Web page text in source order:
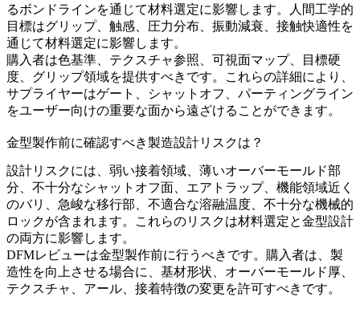
るボンドラインを通じて材料選定に影響します。人間工学的
目標はグリップ、触感、圧力分布、振動減衰、接触快適性を
通じて材料選定に影響します。
購入者は色基準、テクスチャ参照、可視面マップ、目標硬
度、グリップ領域を提供すべきです。これらの詳細により、
サプライヤーはゲート、シャットオフ、パーティングライン
をユーザー向けの重要な面から遠ざけることができます。
金型製作前に確認すべき製造設計リスクは？
設計リスクには、弱い接着領域、薄いオーバーモールド部
分、不十分なシャットオフ面、エアトラップ、機能領域近く
のバリ、急峻な移行部、不適合な溶融温度、不十分な機械的
ロックが含まれます。これらのリスクは材料選定と金型設計
の両方に影響します。
DFMレビューは金型製作前に行うべきです。購入者は、製
造性を向上させる場合に、基材形状、オーバーモールド厚、
テクスチャ、アール、接着特徴の変更を許可すべきです。